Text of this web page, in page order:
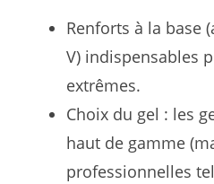
Renforts à la base
V) indispensables
extrêmes.
Choix du gel : les
haut de gamme
professionnelles